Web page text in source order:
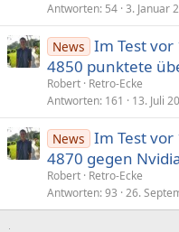
Antworten 54 3. Januar
News Im Test vor
4850 punktete
Robert Retro-Ecke
Antworten 161 13. Juli
News Im Test vor
4870 gegen
Robert Retro-Ecke
Antworten 93 26.